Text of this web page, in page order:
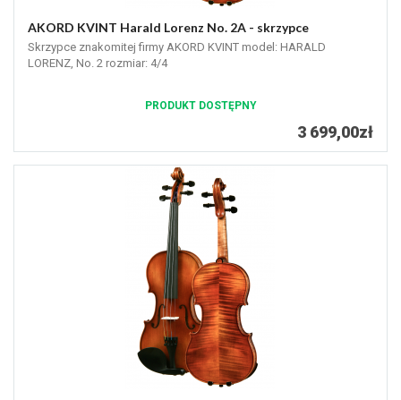
AKORD KVINT Harald Lorenz No. 2A - skrzypce
Skrzypce znakomitej firmy AKORD KVINT model: HARALD
LORENZ, No. 2 rozmiar: 4/4
PRODUKT DOSTĘPNY
3 699,00zł